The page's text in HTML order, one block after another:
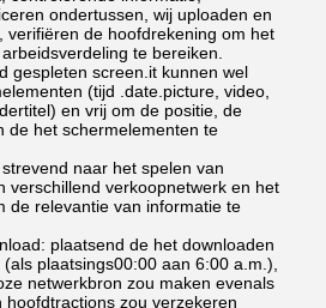
ondertussen, wij uploaden en
verifiëren de hoofdrekening om het
te bereiken.
gespleten screen.it kunnen wel
(tijd .date.picture, video,
en vrij om de positie, de
de het schermelementen te
naar het spelen van
verschillend verkoopnetwerk en het
de relevantie van informatie te
plaatsend de het downloaden
plaatsings00:00 aan 6:00 a.m.),
netwerkbron zou maken evenals
zou verzekeren